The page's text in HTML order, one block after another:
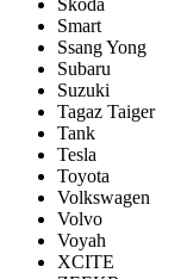
Skoda
Smart
Ssang Yong
Subaru
Suzuki
Tagaz Taiger
Tank
Tesla
Toyota
Volkswagen
Volvo
Voyah
XCITE